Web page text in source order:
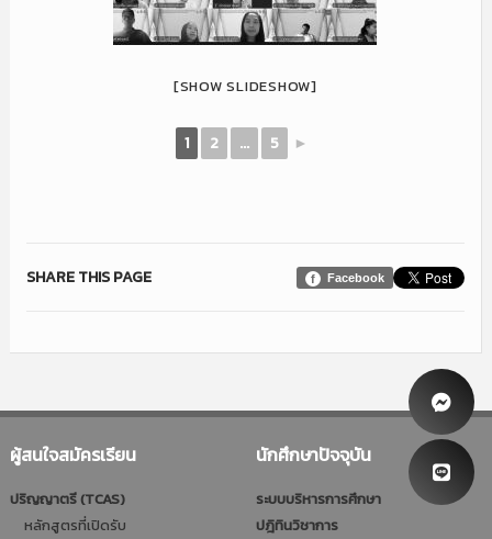
[SHOW SLIDESHOW]
1 2 ... 5 ►
Facebook
SHARE THIS PAGE
ผู้สนใจสมัครเรียน
ปริญญาตรี (TCAS)
หลักสูตรที่เปิดรับ
นักศึกษาปัจจุบัน
ระบบบริหารการศึกษา
ปฎิทินวิชาการ